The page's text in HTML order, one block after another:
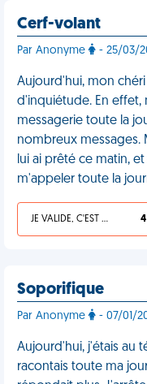
Cerf-volant
Par Anonyme - 25/03/
Aujourd'hui, mon
d'inquiétude. En
messagerie toute la
nombreux messages.
lui ai prêté ce matin,
m'appeler toute la
JE VALIDE, C'EST UNE VDM
Soporifique
Par Anonyme - 07/01/
Aujourd'hui, j'étais au
racontais toute ma